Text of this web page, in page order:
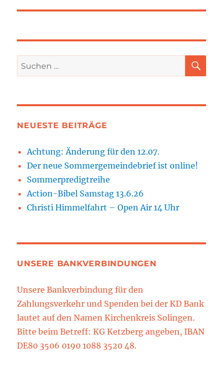
Suchen
nach:
NEUESTE BEITRÄGE
Achtung: Änderung für den 12.07.
Der neue Sommergemeindebrief ist online!
Sommerpredigtreihe
Action-Bibel Samstag 13.6.26
Christi Himmelfahrt – Open Air 14 Uhr
UNSERE BANKVERBINDUNGEN
Unsere Bankverbindung für den
Zahlungsverkehr und Spenden bei der KD Bank
lautet auf den Namen Kirchenkreis Solingen.
Bitte beim Betreff: KG Ketzberg angeben, IBAN
DE80 3506 0190 1088 3520 48.